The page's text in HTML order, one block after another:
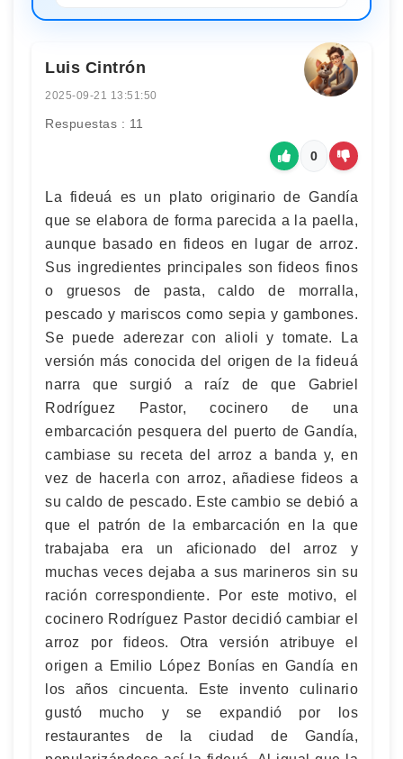
Luis Cintrón
2025-09-21 13:51:50
Respuestas : 11
0
La fideuá es un plato originario de Gandía
que se elabora de forma parecida a la paella,
aunque basado en fideos en lugar de arroz.
Sus ingredientes principales son fideos finos
o gruesos de pasta, caldo de morralla,
pescado y mariscos como sepia y gambones.
Se puede aderezar con alioli y tomate. La
versión más conocida del origen de la fideuá
narra que surgió a raíz de que Gabriel
Rodríguez Pastor, cocinero de una
embarcación pesquera del puerto de Gandía,
cambiase su receta del arroz a banda y, en
vez de hacerla con arroz, añadiese fideos a
su caldo de pescado. Este cambio se debió a
que el patrón de la embarcación en la que
trabajaba era un aficionado del arroz y
muchas veces dejaba a sus marineros sin su
ración correspondiente. Por este motivo, el
cocinero Rodríguez Pastor decidió cambiar el
arroz por fideos. Otra versión atribuye el
origen a Emilio López Bonías en Gandía en
los años cincuenta. Este invento culinario
gustó mucho y se expandió por los
restaurantes de la ciudad de Gandía,